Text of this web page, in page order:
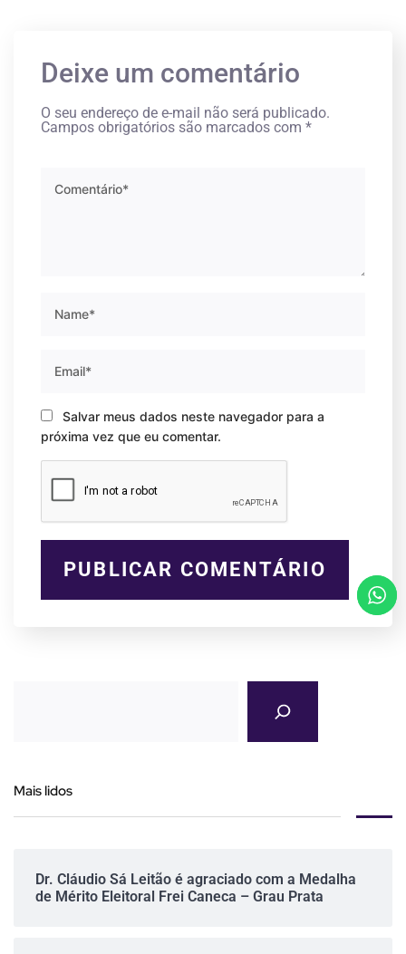
Deixe um comentário
O seu endereço de e-mail não será publicado.
Campos obrigatórios são marcados com *
Salvar meus dados neste navegador para a
próxima vez que eu comentar.
Mais lidos
Dr. Cláudio Sá Leitão é agraciado com a Medalha
de Mérito Eleitoral Frei Caneca – Grau Prata